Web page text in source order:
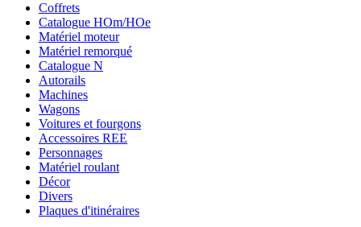
Coffrets
Catalogue HOm/HOe
Matériel moteur
Matériel remorqué
Catalogue N
Autorails
Machines
Wagons
Voitures et fourgons
Accessoires REE
Personnages
Matériel roulant
Décor
Divers
Plaques d'itinéraires